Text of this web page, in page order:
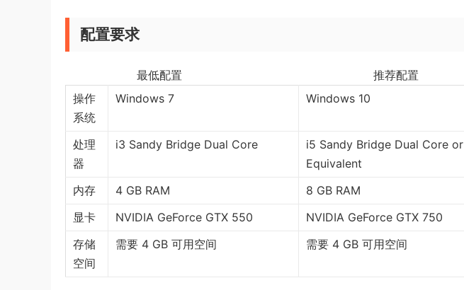
配置要求
最低配置 推荐配置
操作
系统
Windows 7 Windows 10
处理
器
i3 Sandy Bridge Dual Core
i5 Sandy Bridge Dual Core or
Equivalent
内存
4 GB RAM
8 GB RAM
显卡
NVIDIA GeForce GTX 550
NVIDIA GeForce GTX 750
存储
空间
需要 4 GB 可用空间 需要 4 GB 可用空间